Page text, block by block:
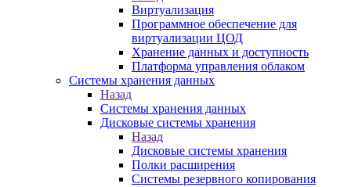
Виртуализация
Программное обеспечение для
виртуализации ЦОД
Хранение данных и доступность
Платформа управления облаком
Системы хранения данных
Назад
Системы хранения данных
Дисковые системы хранения
Назад
Дисковые системы хранения
Полки расширения
Системы резервного копирования